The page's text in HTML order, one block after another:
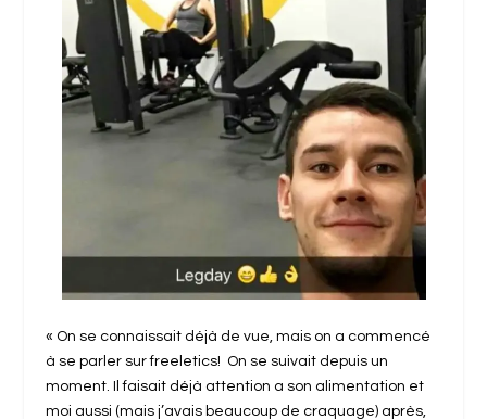
« On se connaissait déjà de vue, mais on a commencé
à se parler sur freeletics! On se suivait depuis un
moment. Il faisait déjà attention a son alimentation et
moi aussi (mais j’avais beaucoup de craquage) après,